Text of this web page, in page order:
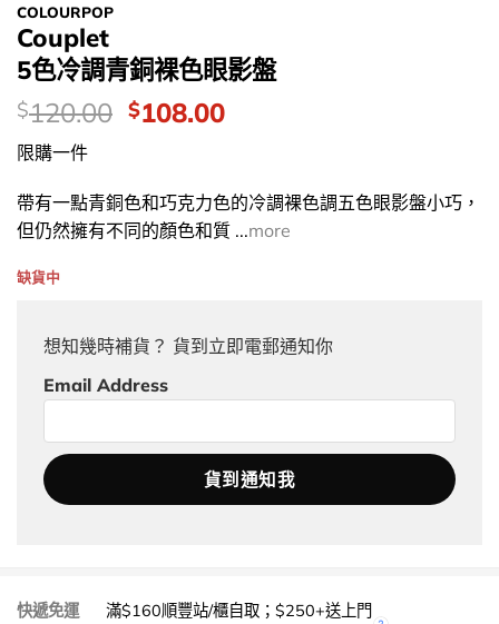
COLOURPOP
Couplet
5色冷調青銅裸色眼影盤
價
錢：
$120.00 Original
$120.00.
$108.00Current
$108.00.
限購一件
帶有一點青銅色和巧克力色的冷調裸色調五色眼影盤小巧，
但仍然擁有不同的顏色和質 ...more
缺貨中
想知幾時補貨？ 貨到立即電郵通知你
Email Address
快遞免運
滿$160順豐站/櫃自取；$250+送上門